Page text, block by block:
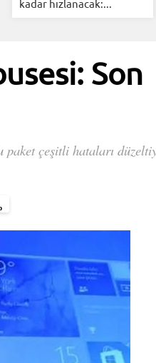
kadar hızlanacak:...
Son
çeşitli hataları